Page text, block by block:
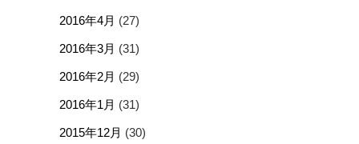
2016年4月 (27)
2016年3月 (31)
2016年2月 (29)
2016年1月 (31)
2015年12月 (30)